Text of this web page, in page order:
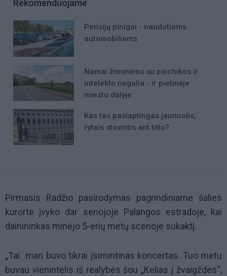
Rekomenduojame
Pensijų pinigai - naudotiems
automobiliams
Namai žmonėms su psichikos ir
intelekto negalia - ir pietinėje
miesto dalyje
Kas tas paslaptingas jaunuolis,
rytais stovintis ant tilto?
Pirmasis Radžio pasirodymas pagrindiniame šalies
kurorte įvyko dar senojoje Palangos estradoje, kai
dainininkas minėjo 5-erių metų scenoje sukaktį.
„Tai man buvo tikrai įsimintinas koncertas. Tuo metu
buvau vienintelis iš realybės šou „Kelias į žvaigždes“,